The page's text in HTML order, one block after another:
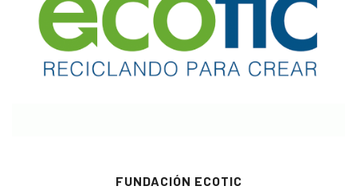
FUNDACIÓN ECOTIC